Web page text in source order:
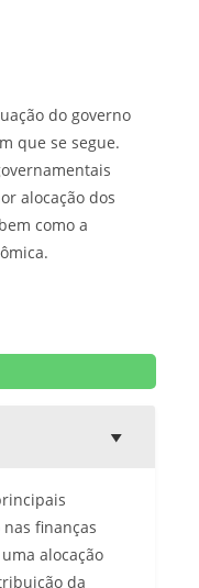
do governo
que se segue.
alocação dos
como a
finanças
alocação
da